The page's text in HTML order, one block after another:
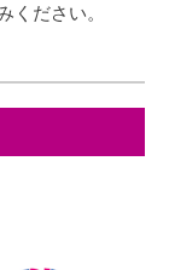
ください。